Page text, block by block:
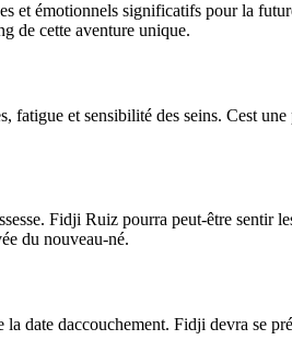
et émotionnels significatifs pour la
de cette aventure unique.
fatigue et sensibilité des seins. Cest
Fidji Ruiz pourra peut-être sentir
du nouveau-né.
date daccouchement. Fidji devra se